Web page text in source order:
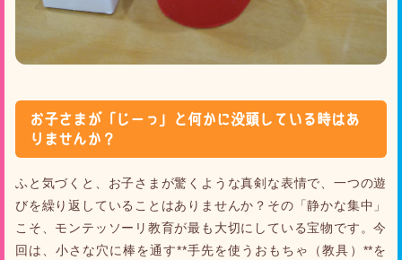
お子さまが「じーっ」と何かに没頭している時はあ
りませんか？
ふと気づくと、お子さまが驚くような真剣な表情で、一つの遊
びを繰り返していることはありませんか？その「静かな集中」
こそ、モンテッソーリ教育が最も大切にしている宝物です。今
回は、小さな穴に棒を通す**手先を使うおもちゃ（教具）**を